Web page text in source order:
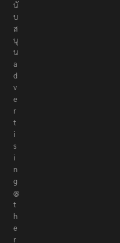
e
p
o
r
t
e
r
s
.
c
o
ติ
ด
ต่
อ
โ
ฆ
ษ
ณ
า